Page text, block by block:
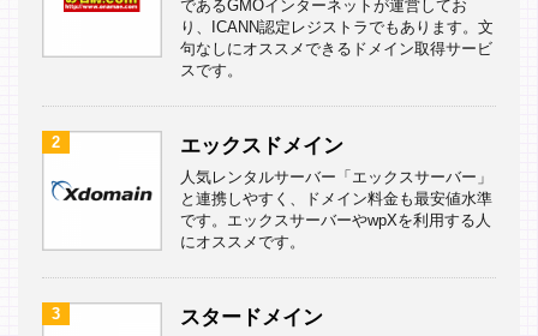
であるGMOインターネットが運営してお
り、ICANN認定レジストラでもあります。文
句なしにオススメできるドメイン取得サービ
スです。
2 エックスドメイン
人気レンタルサーバー「エックスサーバー」
と連携しやすく、ドメイン料金も最安値水準
です。エックスサーバーやwpXを利用する人
にオススメです。
3 スタードメイン